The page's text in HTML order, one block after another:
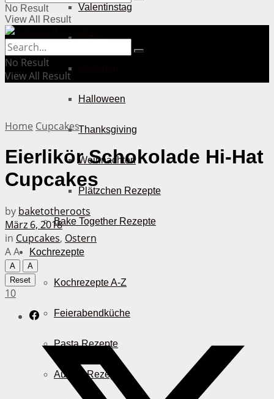
Valentinstag
Ostern
Halloween
Thanksgiving
Weihnachten
Plätzchen Rezepte
Bake Together Rezepte
Kochrezepte
Kochrezepte A-Z
Feierabendküche
Pasta Rezepte
Auflauf Rezepte
No Result
View All Result
No Result
View All Result
Home Cupcakes
Eierlikör Schokolade Hi-Hat
Cupcakes
by baketotheroots
März 6, 2018
in Cupcakes, Ostern
AA
A
A
Reset
10